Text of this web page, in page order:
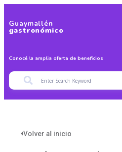
Guaymallén
gastronómico
Conocé la amplia oferta de beneficios
Volver al inicio